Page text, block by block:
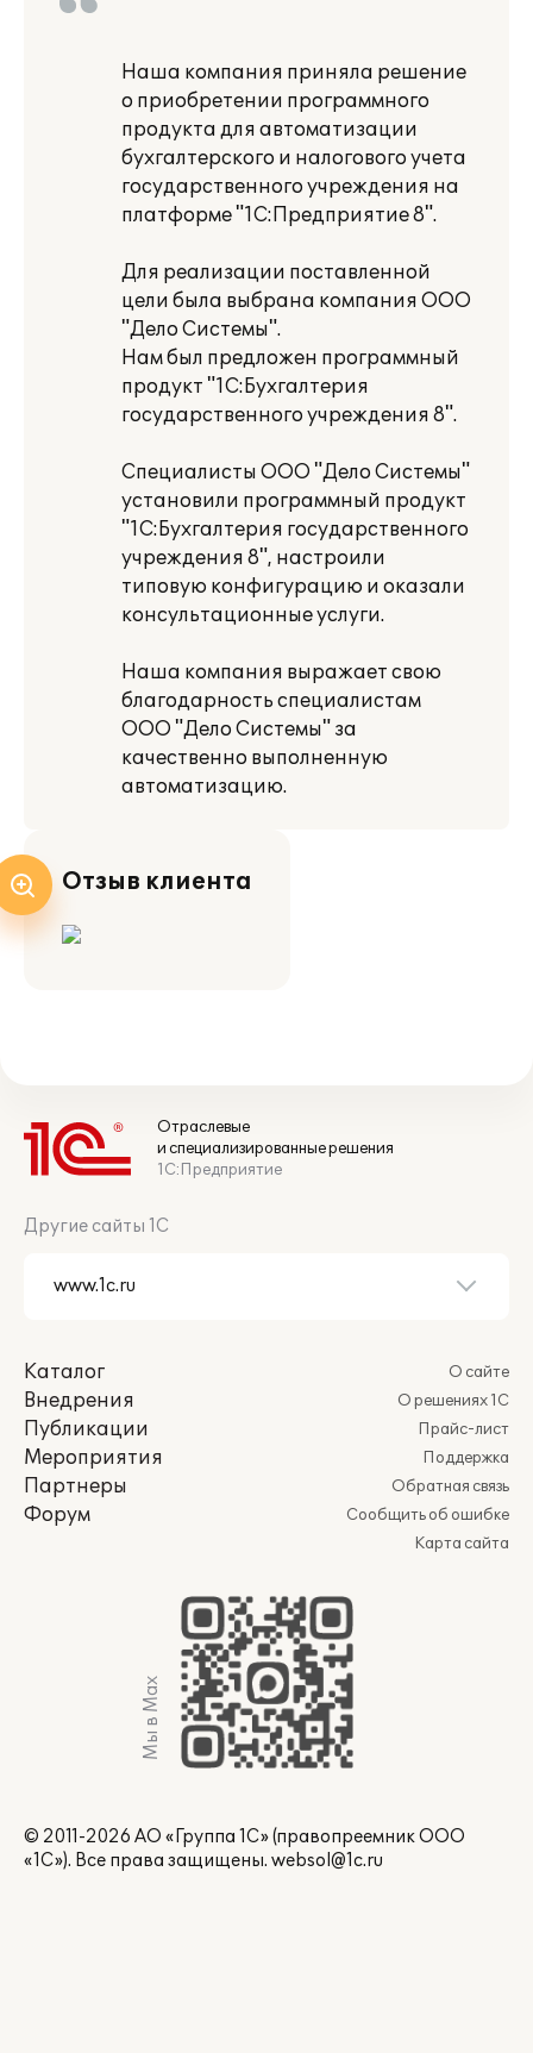
Наша компания приняла решение
о приобретении программного
продукта для автоматизации
бухгалтерского и налогового учета
государственного учреждения на
платформе "1С:Предприятие 8".
Для реализации поставленной
цели была выбрана компания ООО
"Дело Системы".
Нам был предложен программный
продукт "1С:Бухгалтерия
государственного учреждения 8".
Специалисты ООО "Дело Системы"
установили программный продукт
"1С:Бухгалтерия государственного
учреждения 8", настроили
типовую конфигурацию и оказали
консультационные услуги.
Наша компания выражает свою
благодарность специалистам
ООО "Дело Системы" за
качественно выполненную
автоматизацию.
Отзыв клиента
Отраслевые
и специализированные решения
1С:Предприятие
Другие сайты 1С
Каталог
Внедрения
Публикации
Мероприятия
Партнеры
Форум
О сайте
О решениях 1С
Прайс-лист
Поддержка
Обратная связь
Сообщить об ошибке
Карта сайта
Мы в Max
© 2011-2026 АО «Группа 1С» (правопреемник ООО
«1С»). Все права защищены. websol@1c.ru